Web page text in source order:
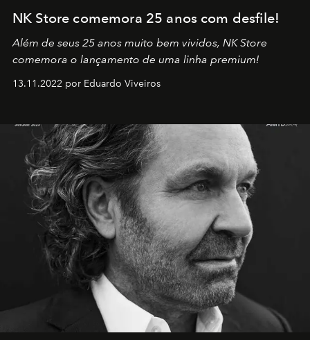
NK Store comemora 25 anos com desfile!
Além de seus 25 anos muito bem vividos, NK Store
comemora o lançamento de uma linha premium!
13.11.2022 por Eduardo Viveiros